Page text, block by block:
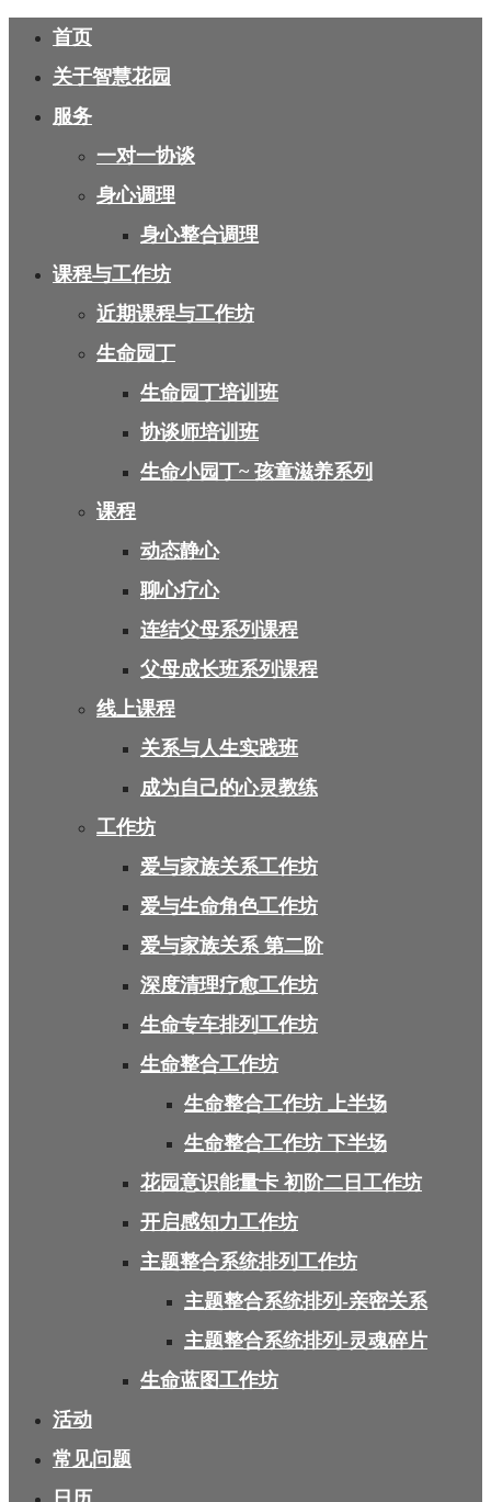
首页
关于智慧花园
服务
一对一协谈
身心调理
身心整合调理
课程与工作坊
近期课程与工作坊
生命园丁
生命园丁培训班
协谈师培训班
生命小园丁~ 孩童滋养系列
课程
动态静心
聊心疗心
连结父母系列课程
父母成长班系列课程
线上课程
关系与人生实践班
成为自己的心灵教练
工作坊
爱与家族关系工作坊
爱与生命角色工作坊
爱与家族关系 第二阶
深度清理疗愈工作坊
生命专车排列工作坊
生命整合工作坊
生命整合工作坊 上半场
生命整合工作坊 下半场
花园意识能量卡 初阶二日工作坊
开启感知力工作坊
主题整合系统排列工作坊
主题整合系统排列-亲密关系
主题整合系统排列-灵魂碎片
生命蓝图工作坊
活动
常见问题